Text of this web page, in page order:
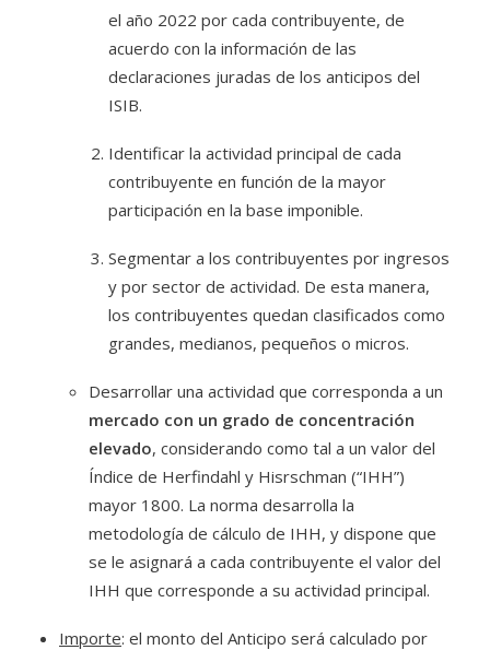
el año 2022 por cada contribuyente, de
acuerdo con la información de las
declaraciones juradas de los anticipos del
ISIB.
Identificar la actividad principal de cada
contribuyente en función de la mayor
participación en la base imponible.
Segmentar a los contribuyentes por ingresos
y por sector de actividad. De esta manera,
los contribuyentes quedan clasificados como
grandes, medianos, pequeños o micros.
Desarrollar una actividad que corresponda a un
mercado con un grado de concentración
elevado, considerando como tal a un valor del
Índice de Herfindahl y Hisrschman (“IHH”)
mayor 1800. La norma desarrolla la
metodología de cálculo de IHH, y dispone que
se le asignará a cada contribuyente el valor del
IHH que corresponde a su actividad principal.
Importe: el monto del Anticipo será calculado por